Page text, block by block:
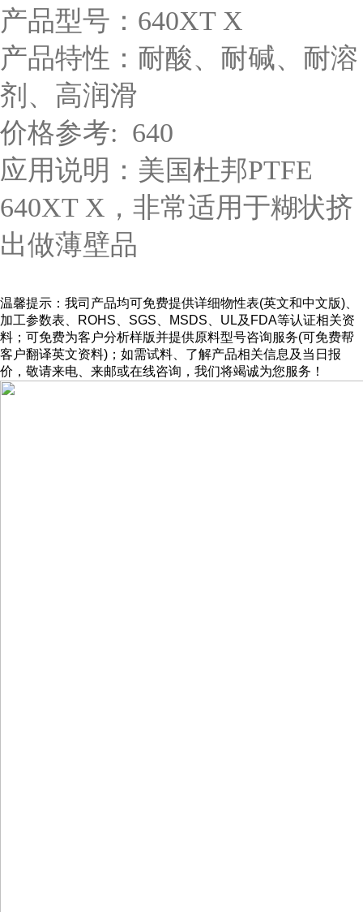
产品型号：640XT X
产品特性：耐酸、耐碱、耐溶
剂、高润滑
价格参考: 640
应用说明：美国杜邦PTFE
640XT X，非常适用于糊状挤
出做薄壁品
温馨提示： 我司产品均可免费提供详细物性表(英文和中文版)、
加工参数表、ROHS、SGS、MSDS、UL及FDA等认证相关资
料；可免费为客户分析样版并提供原料型号咨询服务(可免费帮
客户翻译英文资料)；如需试料、了解产品相关信息及当日报
价，敬请来电、来邮或在线咨询，我们将竭诚为您服务！